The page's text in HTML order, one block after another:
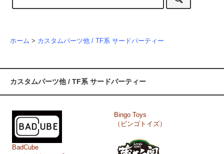
ホーム > カスタムパーツ他 / TF系 サードパーティー
カスタムパーツ他 / TF系 サードパーティー
BadCube
Bingo Toys
（ビンゴトイズ）